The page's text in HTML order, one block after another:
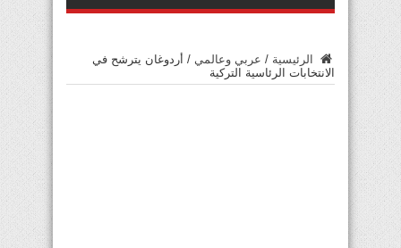
الرئيسية / عربي وعالمي / أردوغان يترشح في
الانتخابات الرئاسية التركية